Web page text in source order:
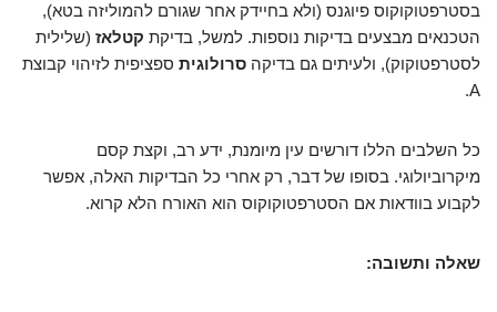
בסטרפטוקוקוס פיוגנס (ולא בחיידק אחר שגורם להמוליזה בטא),
הטכנאים מבצעים בדיקות נוספות. למשל, בדיקת קטלאז (שלילית
לסטרפטוקוק), ולעיתים גם בדיקה סרולוגית ספציפית לזיהוי קבוצת
A.
כל השלבים הללו דורשים עין מיומנת, ידע רב, וקצת קסם
מיקרוביולוגי. בסופו של דבר, רק אחרי כל הבדיקות האלה, אפשר
לקבוע בוודאות אם הסטרפטוקוקוס הוא האורח הלא קרוא.
שאלה ותשובה: